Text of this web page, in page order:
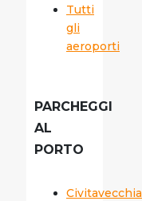
Tutti
gli
aeroporti
PARCHEGGI
AL
PORTO
Civitavecchia